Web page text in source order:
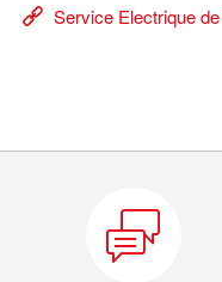
Service Electrique